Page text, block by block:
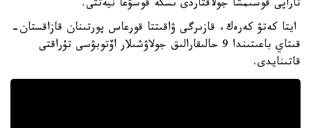
تاراپى قوسىمشا جولاقتاردى ىسكە قوسۋعا نيەتتى.
ايتا كەتۋ كەرەك، قازىرگى ۋاقىتتا قورعاس پورتىنان قازاقستان-
قىتاي باعىتىندا 9 حالىقارالىق جولاۋشىلار اۆتوبۋسى تۇراقتى
قاتىنايدى.